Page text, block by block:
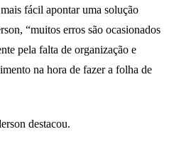
fácil apontar uma solução
“muitos erros são ocasionados
pela falta de organização e
na hora de fazer a folha de
destacou.